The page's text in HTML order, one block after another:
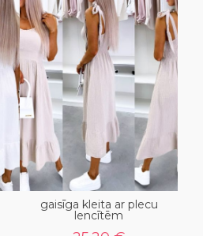
gaisīga kleita ar plecu
lencītēm